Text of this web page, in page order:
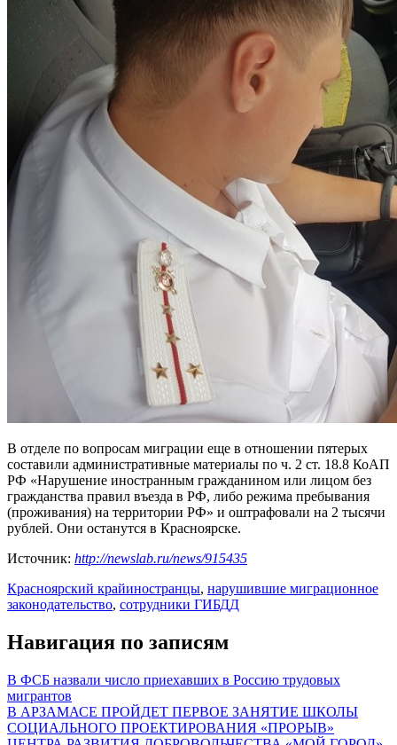
В отделе по вопросам миграции еще в отношении пятерых
составили административные материалы по ч. 2 ст. 18.8 КоАП
РФ «Нарушение иностранным гражданином или лицом без
гражданства правил въезда в РФ, либо режима пребывания
(проживания) на территории РФ» и оштрафовали на 2 тысячи
рублей. Они останутся в Красноярске.
Источник: http://newslab.ru/news/915435
Красноярский крайиностранцы, нарушившие миграционное
законодательство, сотрудники ГИБДД
Навигация по записям
В ФСБ назвали число приехавших в Россию трудовых
мигрантов
В АРЗАМАСЕ ПРОЙДЕТ ПЕРВОЕ ЗАНЯТИЕ ШКОЛЫ
СОЦИАЛЬНОГО ПРОЕКТИРОВАНИЯ «ПРОРЫВ»